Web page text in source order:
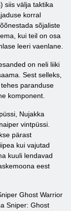
siis välja taktika
korral
sõjaliste
kui teil on osa
leeri vaenlane.
on neli liiki
Sest selleks,
paranduse
komponent.
Nujakka
vintpüssi.
pärast
kui vajutad
kuuli lendavad
eest
Ghost Warrior
Sniper: Ghost